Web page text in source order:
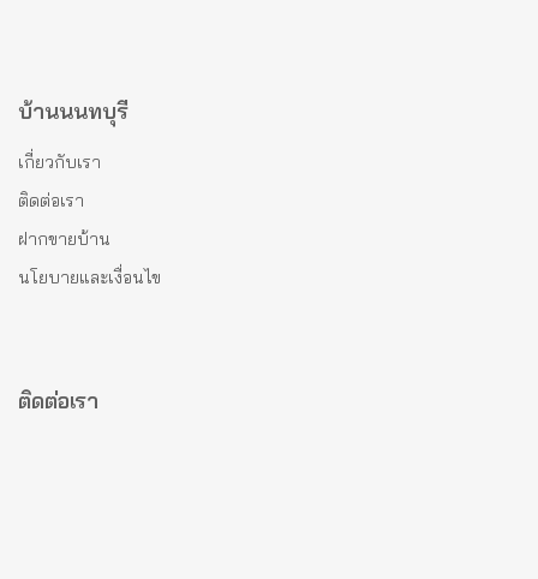
บ้านนนทบุรี
เกี่ยวกับเรา
ติดต่อเรา
ฝากขายบ้าน
นโยบายและเงื่อนไข
ติดต่อเรา